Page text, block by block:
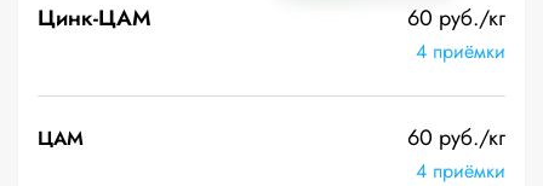
Цинк-ЦАМ 60 руб./кг
4 приёмки
ЦАМ 60 руб./кг
4 приёмки